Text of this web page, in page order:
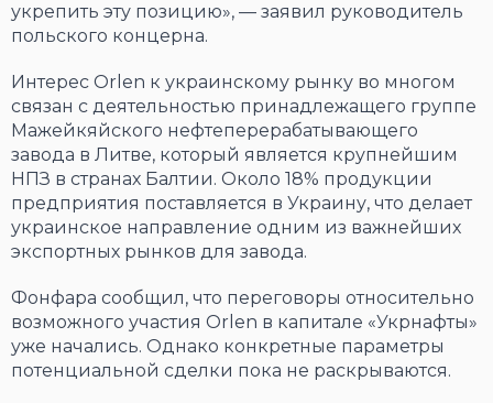
укрепить эту позицию», — заявил руководитель
польского концерна.
Интерес Orlen к украинскому рынку во многом
связан с деятельностью принадлежащего группе
Мажейкяйского нефтеперерабатывающего
завода в Литве, который является крупнейшим
НПЗ в странах Балтии. Около 18% продукции
предприятия поставляется в Украину, что делает
украинское направление одним из важнейших
экспортных рынков для завода.
Фонфара сообщил, что переговоры относительно
возможного участия Orlen в капитале «Укрнафты»
уже начались. Однако конкретные параметры
потенциальной сделки пока не раскрываются.